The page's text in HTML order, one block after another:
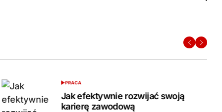
POSTED
IN
PRACA
Jak efektywnie rozwijać swoją
karierę zawodową